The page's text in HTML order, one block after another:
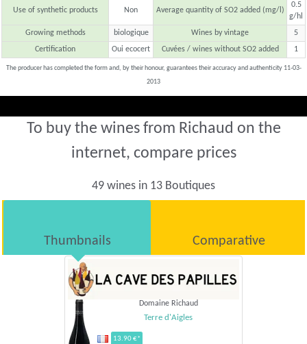
Use of synthetic products Non Average quantity of SO2 added (mg/l)
0.5
g/hl
Growing methods
biologique Wines by vintage
5
Certification
Oui ecocert Cuvées / wines without SO2 added 1
The producer has completed the form and, by their honour, guarantees their accuracy and authenticity 11-03-
2013
To buy the wines from Richaud on the
internet, compare prices
49 wines in 13 Boutiques
Thumbnails Comparative
Domaine Richaud
Terre d'Aigles
13.90 €*